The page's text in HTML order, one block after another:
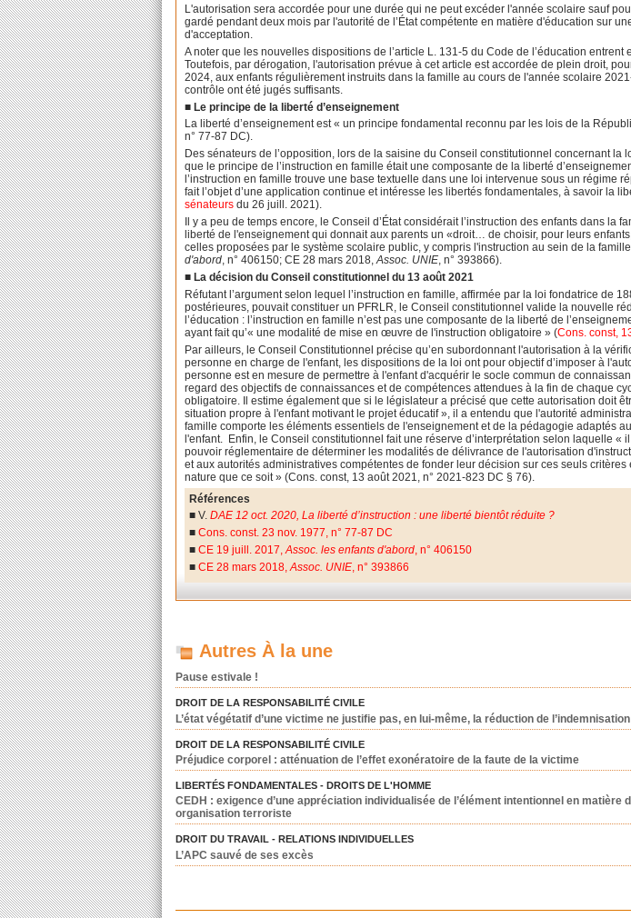
L'autorisation sera accordée pour une durée qui ne peut excéder l'année scolaire sauf
gardé pendant deux mois par l'autorité de l’État compétente en matière d'éducation sur
d'acceptation.
A noter que les nouvelles dispositions de l’article L. 131-5 du Code de l’éducation entrent
Toutefois, par dérogation, l'autorisation prévue à cet article est accordée de plein droit,
2024, aux enfants régulièrement instruits dans la famille au cours de l'année scolaire
contrôle ont été jugés suffisants.
■ Le principe de la liberté d’enseignement
La liberté d’enseignement est « un principe fondamental reconnu par les lois de la
n° 77-87 DC).
Des sénateurs de l’opposition, lors de la saisine du Conseil constitutionnel concernant la
que le principe de l’instruction en famille était une composante de la liberté
l’instruction en famille trouve une base textuelle dans une loi intervenue sous un régime
fait l’objet d’une application continue et intéresse les libertés fondamentales, à savoir la
sénateurs du 26 juill. 2021).
Il y a peu de temps encore, le Conseil d’État considérait l’instruction des enfants dans la
liberté de l'enseignement qui donnait aux parents un «droit… de choisir, pour leurs
celles proposées par le système scolaire public, y compris l'instruction au sein de la
d'abord, n° 406150; CE 28 mars 2018,Assoc. UNIE, n° 393866).
■ La décision du Conseil constitutionnel du 13 août 2021
Réfutant l’argument selon lequel l’instruction en famille, affirmée par la loi fondatrice de
postérieures, pouvait constituer un PFRLR, le Conseil constitutionnel valide la nouvelle
l’éducation : l’instruction en famille n’est pas une composante de la liberté de
ayant fait qu’« une modalité de mise en œuvre de l'instruction obligatoire » (Cons. const,
Par ailleurs, le Conseil Constitutionnel précise qu’en subordonnant l'autorisation à la
personne en charge de l'enfant, les dispositions de la loi ont pour objectif d’imposer à
personne est en mesure de permettre à l'enfant d'acquérir le socle commun de
regard des objectifs de connaissances et de compétences attendues à la fin de chaque
obligatoire. Il estime également que si le législateur a précisé que cette autorisation doit
situation propre à l'enfant motivant le projet éducatif », il a entendu que l'autorité
famille comporte les éléments essentiels de l'enseignement et de la pédagogie adaptés
l'enfant. Enfin, le Conseil constitutionnel fait une réserve d’interprétation selon laquelle «
pouvoir réglementaire de déterminer les modalités de délivrance de l'autorisation
et aux autorités administratives compétentes de fonder leur décision sur ces seuls
nature que ce soit » (Cons. const, 13 août 2021, n° 2021-823 DC § 76).
Références
■V.DAE 12 oct. 2020, La liberté d’instruction : une liberté bientôt réduite ?
■Cons. const. 23 nov. 1977, n° 77-87 DC
■CE 19 juill. 2017,Assoc. les enfants d'abord, n° 406150
■CE 28 mars 2018,Assoc. UNIE, n° 393866
Autres À la une
Pause estivale !
DROIT DE LA RESPONSABILITÉ CIVILE
L’état végétatif d’une victime ne justifie pas, en lui-même, la réduction de
DROIT DE LA RESPONSABILITÉ CIVILE
Préjudice corporel : atténuation de l’effet exonératoire de la faute de la victime
LIBERTÉS FONDAMENTALES - DROITS DE L'HOMME
CEDH : exigence d’une appréciation individualisée de l’élément intentionnel en matière
organisation terroriste
DROIT DU TRAVAIL - RELATIONS INDIVIDUELLES
L’APC sauvé de ses excès